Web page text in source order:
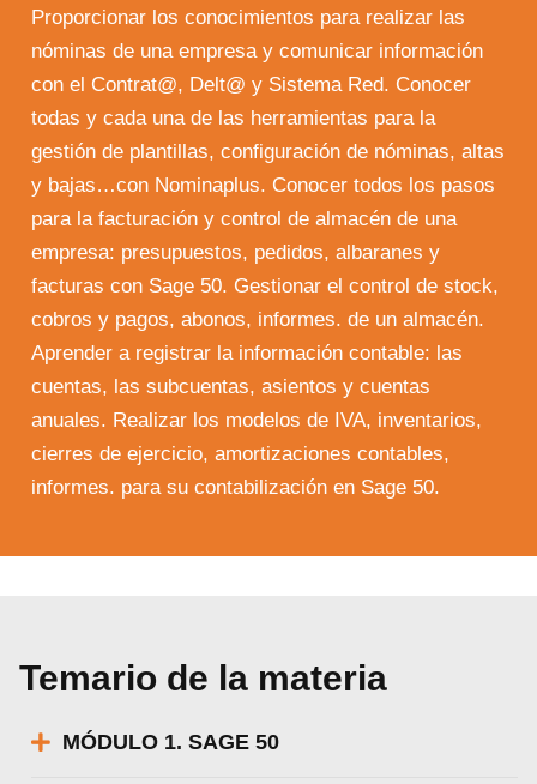
Proporcionar los conocimientos para realizar las
nóminas de una empresa y comunicar información
con el Contrat@, Delt@ y Sistema Red. Conocer
todas y cada una de las herramientas para la
gestión de plantillas, configuración de nóminas, altas
y bajas…con Nominaplus. Conocer todos los pasos
para la facturación y control de almacén de una
empresa: presupuestos, pedidos, albaranes y
facturas con Sage 50. Gestionar el control de stock,
cobros y pagos, abonos, informes. de un almacén.
Aprender a registrar la información contable: las
cuentas, las subcuentas, asientos y cuentas
anuales. Realizar los modelos de IVA, inventarios,
cierres de ejercicio, amortizaciones contables,
informes. para su contabilización en Sage 50.
Temario de la materia
MÓDULO 1. SAGE 50